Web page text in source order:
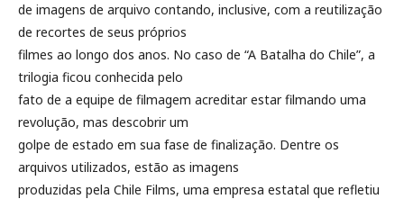
de imagens de arquivo contando, inclusive, com a reutilização
de recortes de seus próprios
filmes ao longo dos anos. No caso de “A Batalha do Chile”, a
trilogia ficou conhecida pelo
fato de a equipe de filmagem acreditar estar filmando uma
revolução, mas descobrir um
golpe de estado em sua fase de finalização. Dentre os
arquivos utilizados, estão as imagens
produzidas pela Chile Films, uma empresa estatal que refletiu